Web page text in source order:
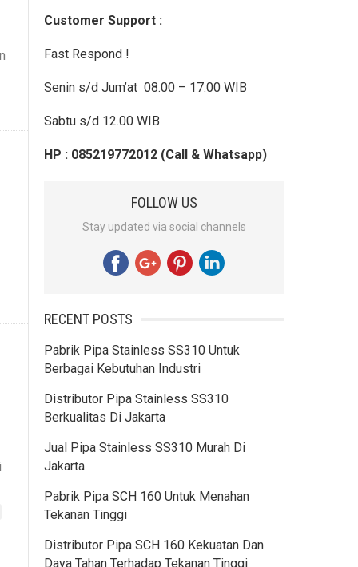
Customer Support :
Fast Respond !
Senin s/d Jum’at 08.00 – 17.00 WIB
Sabtu s/d 12.00 WIB
HP : 085219772012 (Call & Whatsapp)
FOLLOW US
Stay updated via social channels
RECENT POSTS
Pabrik Pipa Stainless SS310 Untuk
Berbagai Kebutuhan Industri
Distributor Pipa Stainless SS310
Berkualitas Di Jakarta
Jual Pipa Stainless SS310 Murah Di
Jakarta
Pabrik Pipa SCH 160 Untuk Menahan
Tekanan Tinggi
Distributor Pipa SCH 160 Kekuatan Dan
Daya Tahan Terhadap Tekanan Tinggi